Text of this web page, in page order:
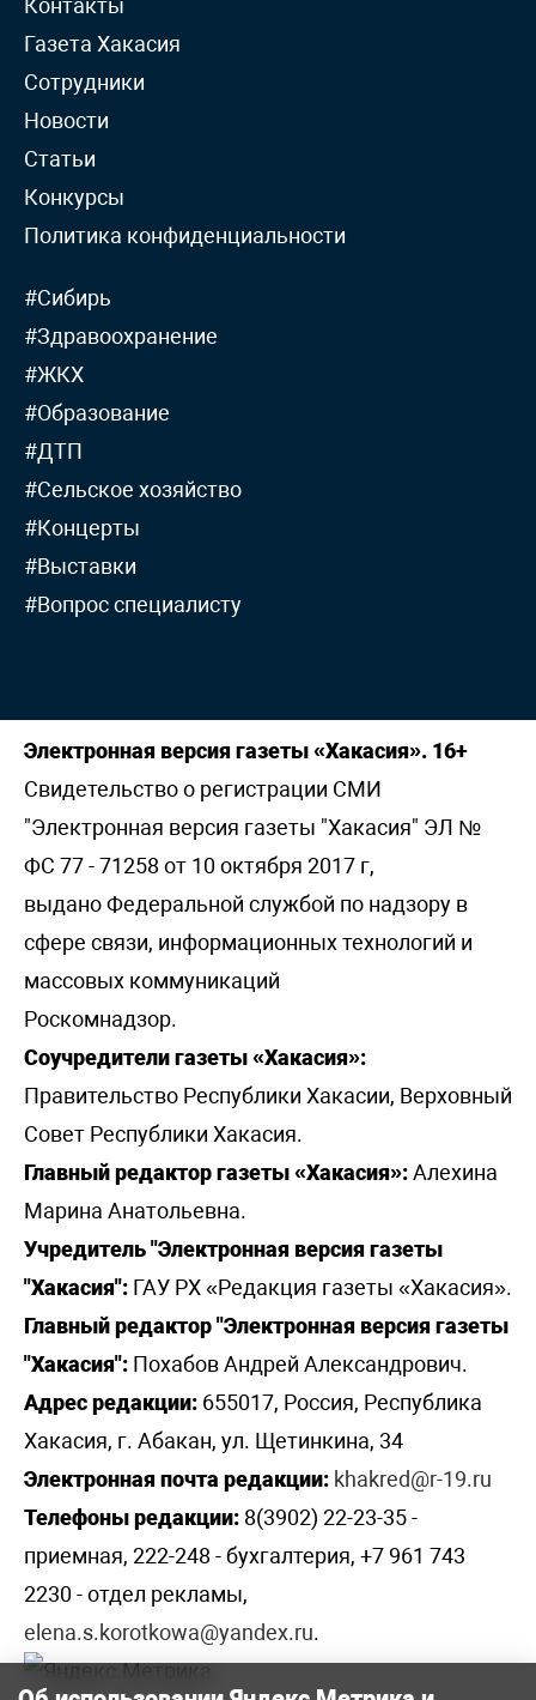
Контакты
Газета Хакасия
Сотрудники
Новости
Статьи
Конкурсы
Политика конфиденциальности
#Сибирь
#Здравоохранение
#ЖКХ
#Образование
#ДТП
#Сельское хозяйство
#Концерты
#Выставки
#Вопрос специалисту
Электронная версия газеты «Хакасия». 16+
Свидетельство о регистрации СМИ
"Электронная версия газеты "Хакасия" ЭЛ №
ФС 77 - 71258 от 10 октября 2017 г,
выдано Федеральной службой по надзору в
сфере связи, информационных технологий и
массовых коммуникаций
Роскомнадзор.
Соучредители газеты «Хакасия»:
Правительство Республики Хакасии, Верховный
Совет Республики Хакасия.
Главный редактор газеты «Хакасия»:Алехина
Марина Анатольевна.
Учредитель "Электронная версия газеты
"Хакасия": ГАУ РХ «Редакция газеты «Хакасия».
Главный редактор "Электронная версия газеты
"Хакасия": Похабов Андрей Александрович.
Адрес редакции: 655017, Россия, Республика
Хакасия, г. Абакан, ул. Щетинкина, 34
Электронная почта редакции: khakred@r-19.ru
Телефоны редакции: 8(3902) 22-23-35 -
приемная, 222-248 - бухгалтерия, +7 961 743
2230 - отдел рекламы,
elena.s.korotkowa@yandex.ru.